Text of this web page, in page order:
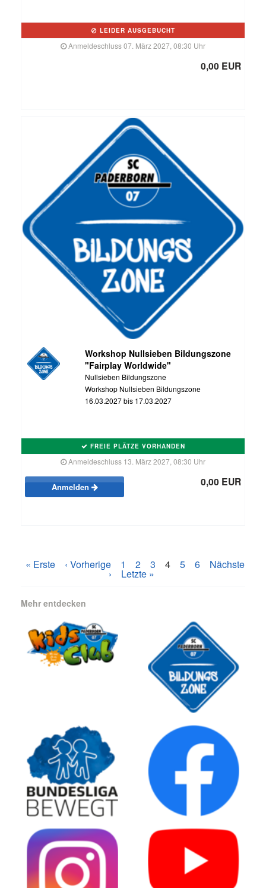
LEIDER AUSGEBUCHT
Anmeldeschluss 07. März 2027, 08:30 Uhr
0,00 EUR
Workshop Nullsieben Bildungszone
"Fairplay Worldwide"
Nullsieben Bildungszone
Workshop Nullsieben Bildungszone
16.03.2027 bis 17.03.2027
FREIE PLÄTZE VORHANDEN
Anmeldeschluss 13. März 2027, 08:30 Uhr
Anmelden 0,00 EUR
« Erste ‹ Vorherige 1 2 3 4 5 6 Nächste
› Letzte »
Mehr entdecken